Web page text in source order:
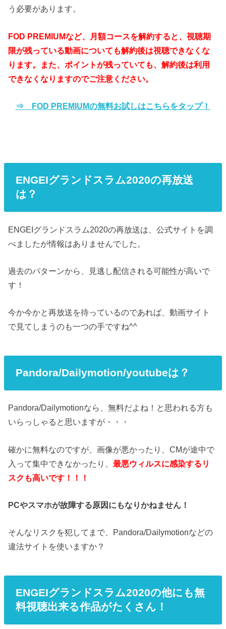
う必要があります。
FOD PREMIUMなど、月額コースを解約すると、視聴期
限が残っている動画についても解約後は視聴できなくな
ります。また、ポイントが残っていても、解約後は利用
できなくなりますのでご注意ください。
⇒ FOD PREMIUMの無料お試しはこちらをタップ！
ENGEIグランドスラム2020の再放送
は？
ENGEIグランドスラム2020の再放送は、公式サイトを調
べましたが情報はありませんでした。
過去のパターンから、見逃し配信される可能性が高いで
す！
今か今かと再放送を待っているのであれば、動画サイト
で見てしまうのも一つの手ですね^^
Pandora/Dailymotion/youtubeは？
Pandora/Dailymotionなら、無料だよね！と思われる方も
いらっしゃると思いますが・・・
確かに無料なのですが、画像が悪かったり、CMが途中で
入って集中できなかったり、最悪ウィルスに感染するリ
スクも高いです！！！
PCやスマホが故障する原因にもなりかねません！
そんなリスクを犯してまで、Pandora/Dailymotionなどの
違法サイトを使いますか？
ENGEIグランドスラム2020の他にも無
料視聴出来る作品がたくさん！